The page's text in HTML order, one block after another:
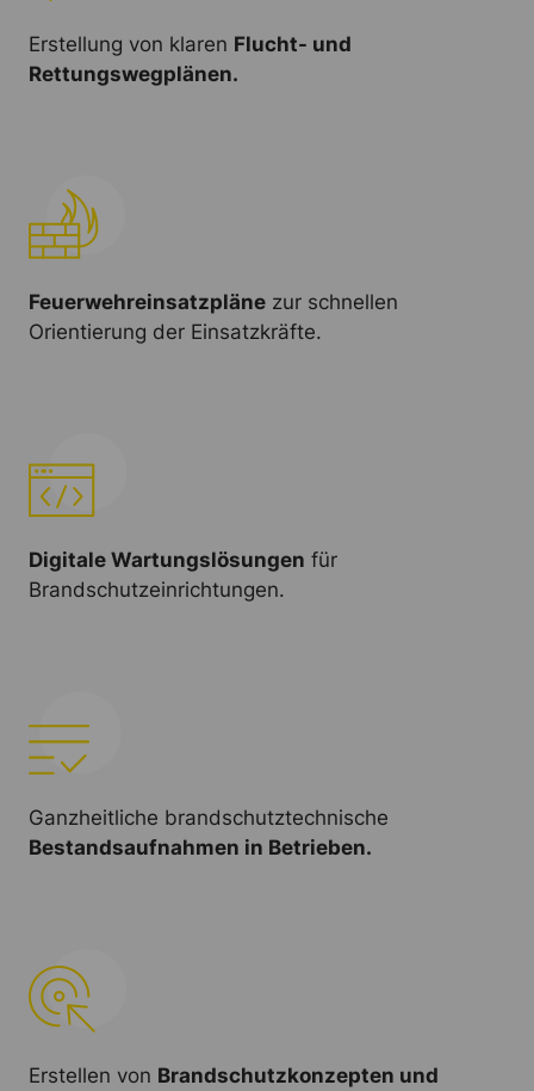
Erstellung von klaren Flucht- und
Rettungswegplänen.
Feuerwehreinsatzpläne zur schnellen
Orientierung der Einsatzkräfte.
Digitale Wartungslösungen für
Brandschutzeinrichtungen.
Ganzheitliche brandschutztechnische
Bestandsaufnahmen in Betrieben.
Erstellen von Brandschutzkonzepten und